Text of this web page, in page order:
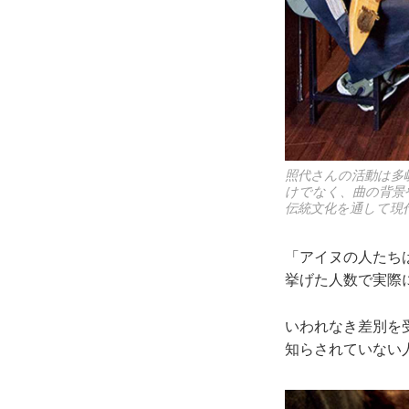
照代さんの活動は
けでなく、曲の背
伝統文化を通して
「アイヌの人た
挙げた人数で実際
いわれなき差別を
知らされていない